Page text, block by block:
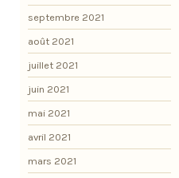
septembre 2021
août 2021
juillet 2021
juin 2021
mai 2021
avril 2021
mars 2021